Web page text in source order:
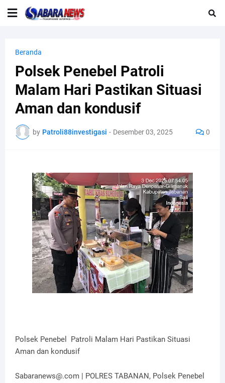
Beranda
Polsek Penebel Patroli
Malam Hari Pastikan Situasi
Aman dan kondusif
by Patroli88investigasi - Desember 03, 2025 0
Polsek Penebel Patroli Malam Hari Pastikan Situasi
Aman dan kondusif
Sabaranews@.com | POLRES TABANAN, Polsek Penebel